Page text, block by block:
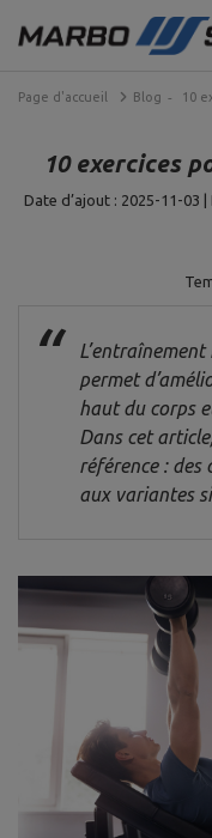
Page d'accueil Blog 10
10 exercices
Date d’ajout : 2025-11-03
permet
haut du corps
Dans cet
référence : des
aux variantes